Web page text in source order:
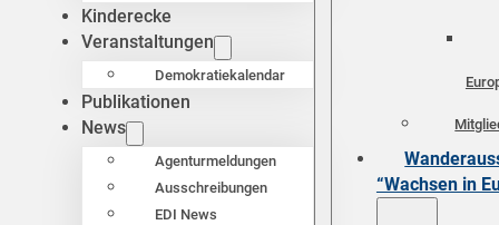
Kinderecke
Veranstaltungen
Demokratiekalendar
Publikationen
News
Agenturmeldungen
Ausschreibungen
EDI News
“Wachsen in